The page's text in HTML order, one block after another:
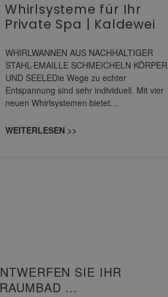
Whirlsysteme für Ihr
Private Spa | Kaldewei
WHIRLWANNEN AUS NACHHALTIGER
STAHL-EMAILLE SCHMEICHELN KÖRPER
UND SEELEDie Wege zu echter
Entspannung sind sehr individuell. Mit vier
neuen Whirlsystemen bietet…
WEITERLESEN >>
SIE IHR